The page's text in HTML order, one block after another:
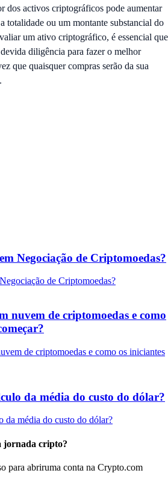
dos activos criptográficos pode aumentar
totalidade ou um montante substancial do
um ativo criptográfico, é essencial que
diligência para fazer o melhor
que quaisquer compras serão da sua
Negociação de Criptomoedas?
nuvem de criptomoedas e como
da média do custo do dólar?
jornada cripto?
para abriruma conta na Crypto.com